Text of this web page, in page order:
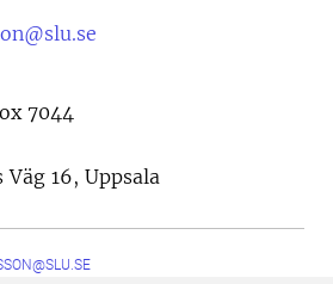
7044
Väg 16, Uppsala